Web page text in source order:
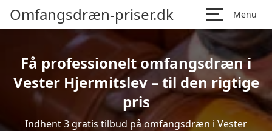
Omfangsdræn-priser.dk Menu
Få professionelt omfangsdræn i
Vester Hjermitslev – til den rigtige
pris
Indhent 3 gratis tilbud på omfangsdræn i Vester